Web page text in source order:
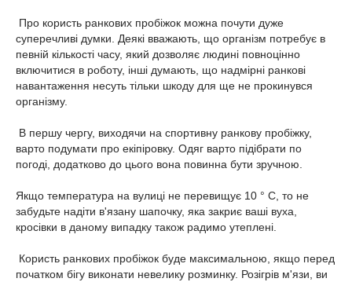
Про користь ранкових пробіжок можна почути дуже
суперечливі думки. Деякі вважають, що організм потребує в
певній кількості часу, який дозволяє людині повноцінно
включитися в роботу, інші думають, що надмірні ранкові
навантаження несуть тільки шкоду для ще не прокинувся
організму.
В першу чергу, виходячи на спортивну ранкову пробіжку,
варто подумати про екіпіровку. Одяг варто підібрати по
погоді, додатково до цього вона повинна бути зручною.
Якщо температура на вулиці не перевищує 10 ° С, то не
забудьте надіти в'язану шапочку, яка закриє ваші вуха,
кросівки в даному випадку також радимо утеплені.
Користь ранкових пробіжок буде максимальною, якщо перед
початком бігу виконати невелику розминку. Розігрів м'язи, ви